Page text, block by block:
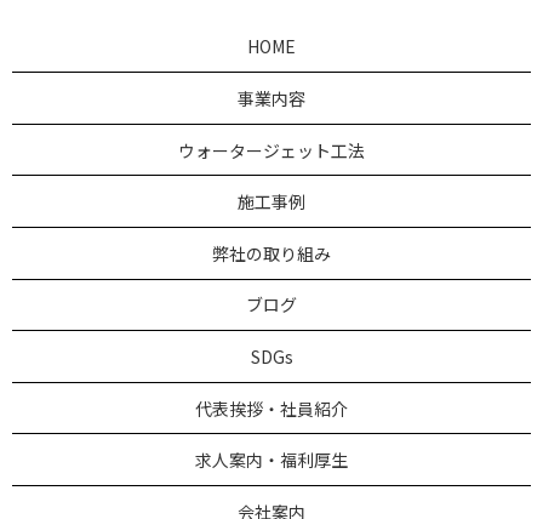
HOME
事業内容
ウォータージェット工法
施工事例
弊社の取り組み
ブログ
SDGs
代表挨拶・社員紹介
求人案内・福利厚生
会社案内